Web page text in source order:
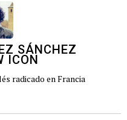
SÁNCHEZ
radicado en Francia